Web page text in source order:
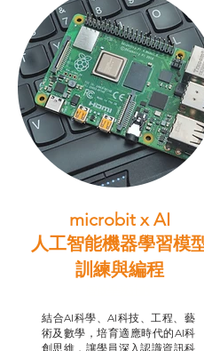
microbit x AI
人工智能機器學習模
訓練與編程
結合AI科學、AI科技、工程、藝
術及數學，培育適應時代的AI科
創思維，讓學員深入認識資訊科